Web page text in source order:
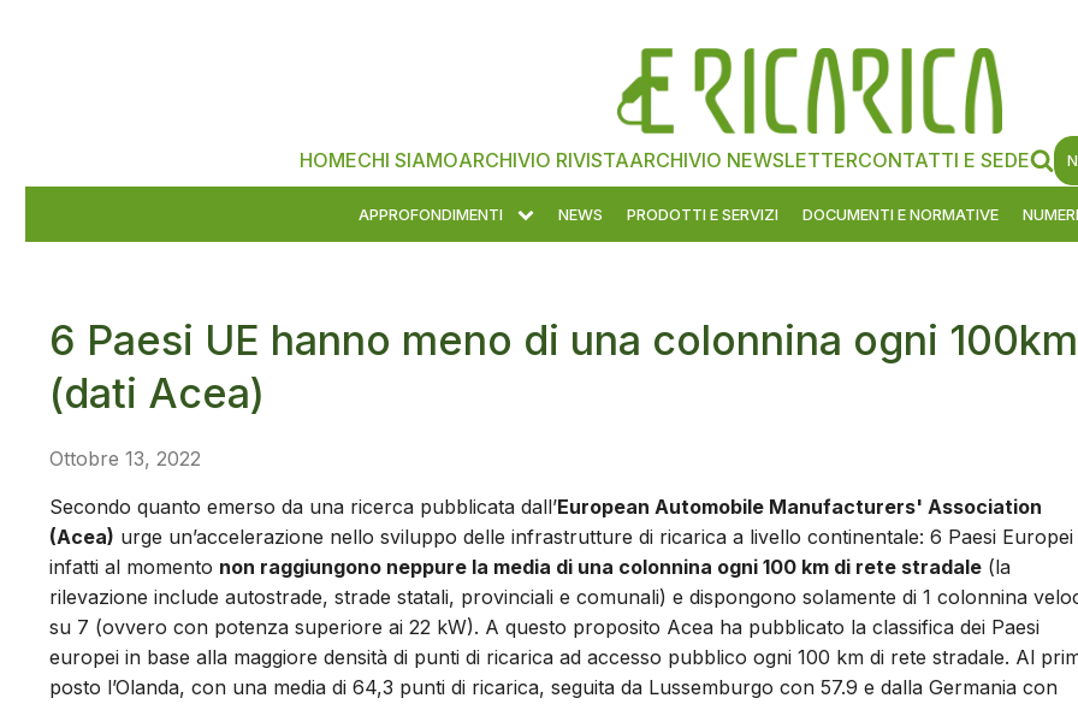
HOMECHI SIAMOARCHIVIO RIVISTAARCHIVIO NEWSLETTERCONTATTI E SEDE
APPROFONDIMENTI NEWS PRODOTTI E SERVIZI DOCUMENTI E NORMATIVE
6 Paesi UE hanno meno di una colonnina ogni 100km
(dati Acea)
Ottobre 13, 2022
Secondo quanto emerso da una ricerca pubblicata dall’European Automobile Manufacturers' Association
(Acea) urge un’accelerazione nello sviluppo delle infrastrutture di ricarica a livello continentale: 6 Paesi Europei
infatti al momento non raggiungono neppure la media di una colonnina ogni 100 km di rete stradale (la
rilevazione include autostrade, strade statali, provinciali e comunali) e dispongono solamente di 1 colonnina
su 7 (ovvero con potenza superiore ai 22 kW). A questo proposito Acea ha pubblicato la classifica dei Paesi
europei in base alla maggiore densità di punti di ricarica ad accesso pubblico ogni 100 km di rete stradale. Al
posto l’Olanda, con una media di 64,3 punti di ricarica, seguita da Lussemburgo con 57.9 e dalla Germania con